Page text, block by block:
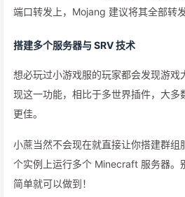
端口转发上，Mojang 建议将其全部转发
搭建多个服务器与 SRV 技术
想必玩过小游戏服的玩家都会发现游戏
现这一功能，相比于多世界插件，大多
更佳。
小蔗当然不会现在就直接让你搭建群组
个实例上运行多个 Minecraft 服务器。
简单就可以做到！